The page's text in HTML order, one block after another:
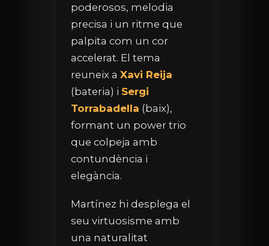
poderosos, melodia
precisa i un ritme que
palpita com un cor
accelerat. El tema
reuneix aXavi Reija
(bateria) i Sergi
Torrabadella (baix),
formant un power trio
que colpeja amb
contundència i
elegància.
Martínez hi desplega el
seu virtuosisme amb
una naturalitat